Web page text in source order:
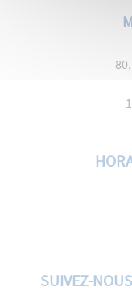
SUIVEZ-